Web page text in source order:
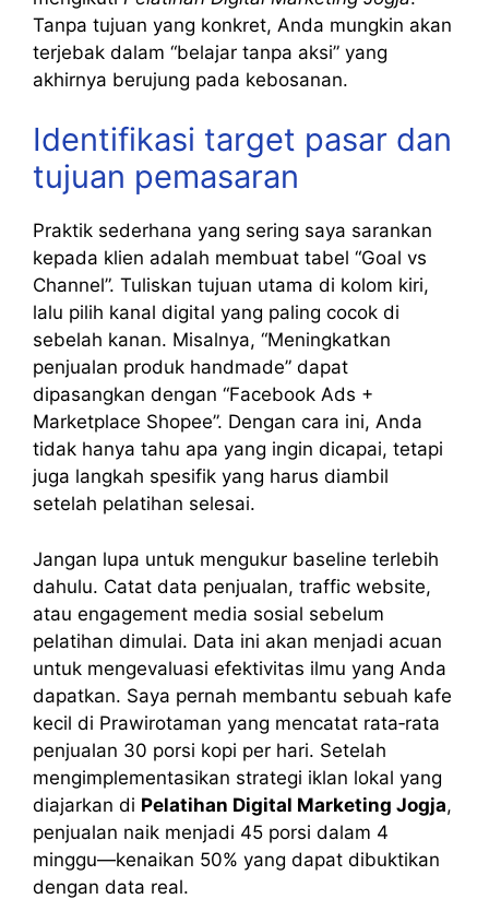
Tanpa tujuan yang konkret, Anda mungkin akan
terjebak dalam “belajar tanpa aksi” yang
akhirnya berujung pada kebosanan.
Identifikasi target pasar dan
tujuan pemasaran
Praktik sederhana yang sering saya sarankan
kepada klien adalah membuat tabel “Goal vs
Channel”. Tuliskan tujuan utama di kolom kiri,
lalu pilih kanal digital yang paling cocok di
sebelah kanan. Misalnya, “Meningkatkan
penjualan produk handmade” dapat
dipasangkan dengan “Facebook Ads +
Marketplace Shopee”. Dengan cara ini, Anda
tidak hanya tahu apa yang ingin dicapai, tetapi
juga langkah spesifik yang harus diambil
setelah pelatihan selesai.
Jangan lupa untuk mengukur baseline terlebih
dahulu. Catat data penjualan, traffic website,
atau engagement media sosial sebelum
pelatihan dimulai. Data ini akan menjadi acuan
untuk mengevaluasi efektivitas ilmu yang Anda
dapatkan. Saya pernah membantu sebuah kafe
kecil di Prawirotaman yang mencatat rata‑rata
penjualan 30 porsi kopi per hari. Setelah
mengimplementasikan strategi iklan lokal yang
diajarkan di Pelatihan Digital Marketing Jogja,
penjualan naik menjadi 45 porsi dalam 4
minggu—kenaikan 50% yang dapat dibuktikan
dengan data real.